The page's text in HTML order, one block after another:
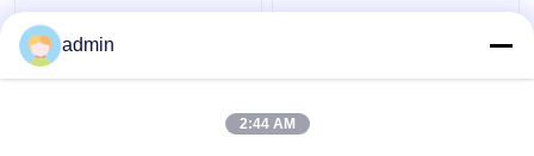
E5 400W X Traverse-
systeem Ei-
coderingsconveyor
admin
2:44 AM